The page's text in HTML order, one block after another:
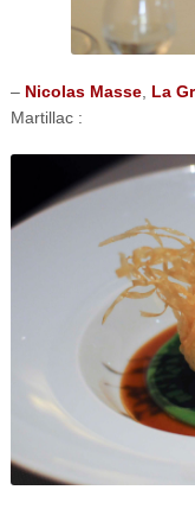
– Nicolas Masse, La
Martillac :